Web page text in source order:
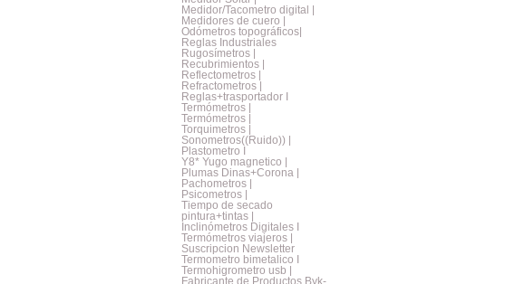
Medidor/Tacometro digital |
Medidores de cuero |
Odómetros topográficos|
Reglas Industriales
Rugosímetros |
Recubrimientos |
Reflectometros |
Refractometros |
Reglas+trasportador I
Termómetros |
Termómetros |
Torquimetros |
Sonometros((Ruido)) |
Plastometro I
Y8* Yugo magnetico |
Plumas Dinas+Corona |
Pachometros |
Psicometros |
Tiempo de secado
pintura+tintas |
Inclinómetros Digitales I
Termómetros viajeros |
Suscripcion Newsletter
Termometro bimetalico I
Termohigrometro usb |
Fabricante de Productos Byk-